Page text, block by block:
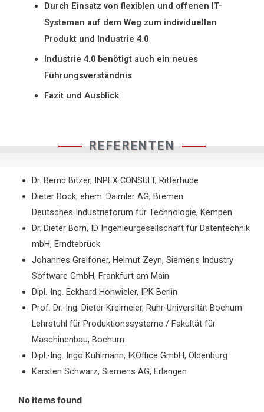
Durch Einsatz von flexiblen und offenen IT-
Systemen auf dem Weg zum individuellen
Produkt und Industrie 4.0
Industrie 4.0 benötigt auch ein neues
Führungsverständnis
Fazit und Ausblick
REFERENTEN
Dr. Bernd Bitzer, INPEX CONSULT, Ritterhude
Dieter Bock, ehem. Daimler AG, Bremen
Deutsches Industrieforum für Technologie, Kempen
Dr. Dieter Born, ID Ingenieurgesellschaft für Datentechnik
mbH, Erndtebrück
Johannes Greifoner, Helmut Zeyn, Siemens Industry
Software GmbH, Frankfurt am Main
Dipl.-Ing. Eckhard Hohwieler, IPK Berlin
Prof. Dr.-Ing. Dieter Kreimeier, Ruhr-Universität Bochum
Lehrstuhl für Produktionssysteme / Fakultät für
Maschinenbau, Bochum
Dipl.-Ing. Ingo Kuhlmann, IKOffice GmbH, Oldenburg
Karsten Schwarz, Siemens AG, Erlangen
No items found